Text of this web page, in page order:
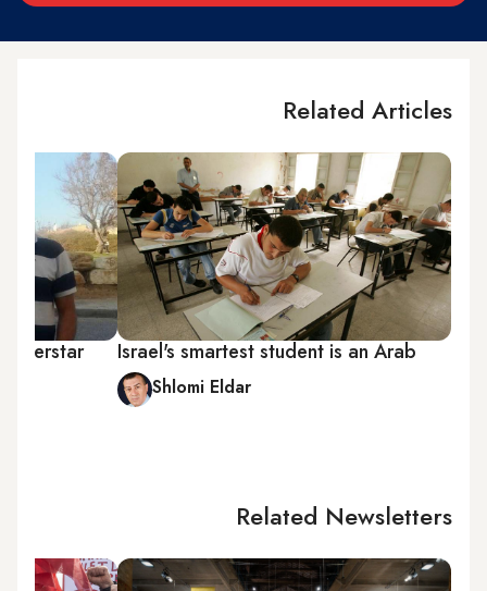
Related Articles
Israel's smartest student is an Arab
Shlomi Eldar
Related Newsletters